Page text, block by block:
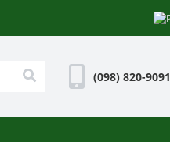
(098) 820-9091